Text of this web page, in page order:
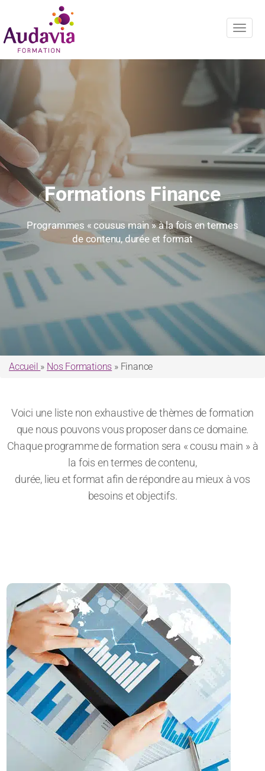
Formations Finance
Programmes « cousus main » à la fois en termes
de contenu, durée et format
Accueil » Nos Formations » Finance
Voici une liste non exhaustive de thèmes de formation
que nous pouvons vous proposer dans ce domaine.
Chaque programme de formation sera « cousu main » à
la fois en termes de contenu,
durée, lieu et format afin de répondre au mieux à vos
besoins et objectifs.